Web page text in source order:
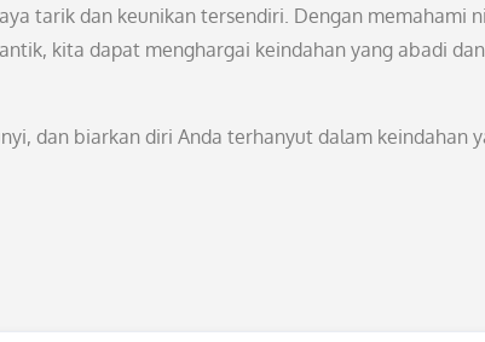
tarik dan keunikan tersendiri. Dengan memahami
kita dapat menghargai keindahan yang abadi dan
dan biarkan diri Anda terhanyut dalam keindahan